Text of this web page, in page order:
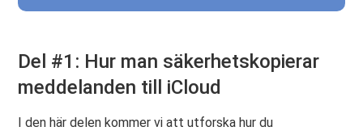
Del #1: Hur man säkerhetskopierar
meddelanden till iCloud
I den här delen kommer vi att utforska hur du